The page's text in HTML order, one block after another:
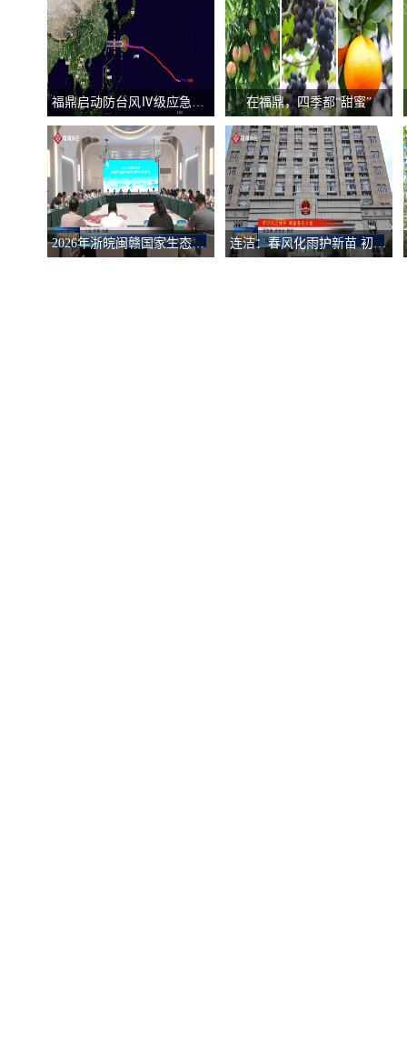
福鼎启动防台风Ⅳ级应急响应！ 在福鼎，四季都“甜蜜”
2026年浙皖闽赣国家生态旅游协作区推进活动筹备会在我市举行 连洁：春风化雨护新苗 初心如磐映检徽